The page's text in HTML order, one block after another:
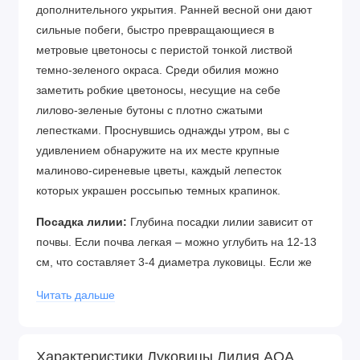
дополнительного укрытия. Ранней весной они дают
сильные побеги, быстро превращающиеся в
метровые цветоносы с перистой тонкой листвой
темно-зеленого окраса. Среди обилия можно
заметить робкие цветоносы, несущие на себе
лилово-зеленые бутоны с плотно сжатыми
лепестками. Проснувшись однажды утром, вы с
удивлением обнаружите на их месте крупные
малиново-сиреневые цветы, каждый лепесток
которых украшен россыпью темных крапинок.
Посадка лилии: Глубина посадки лилии зависит от
почвы. Если почва легкая – можно углубить на 12-13
см, что составляет 3-4 диаметра луковицы. Если же
диаметров, глубина лунки не более 5 см. В
Читать дальше
Характеристики Луковицы Лилия АОА